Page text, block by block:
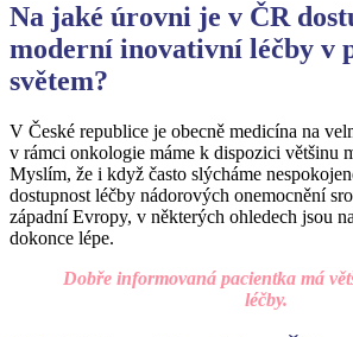
Na jaké úrovni je v ČR
moderní inovativní léčby v
světem?
V České republice je obecně medicína na
v rámci onkologie máme k dispozici většinu
Myslím, že i když často slýcháme
dostupnost léčby nádorových onemocnění
západní Evropy, v některých ohledech jsou
dokonce lépe.
Dobře informovaná pacientka má
léčby.